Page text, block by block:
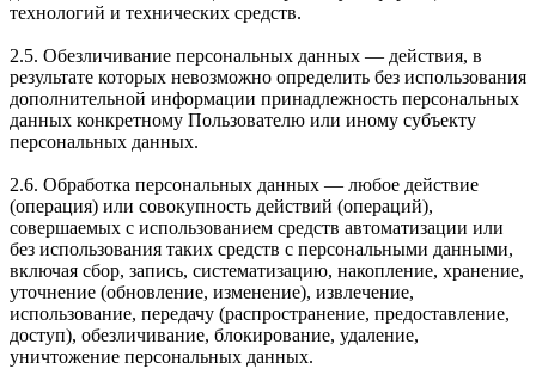
технологий и технических средств.
2.5. Обезличивание персональных данных — действия, в
результате которых невозможно определить без использования
дополнительной информации принадлежность персональных
данных конкретному Пользователю или иному субъекту
персональных данных.
2.6. Обработка персональных данных — любое действие
(операция) или совокупность действий (операций),
совершаемых с использованием средств автоматизации или
без использования таких средств с персональными данными,
включая сбор, запись, систематизацию, накопление, хранение,
уточнение (обновление, изменение), извлечение,
использование, передачу (распространение, предоставление,
доступ), обезличивание, блокирование, удаление,
уничтожение персональных данных.